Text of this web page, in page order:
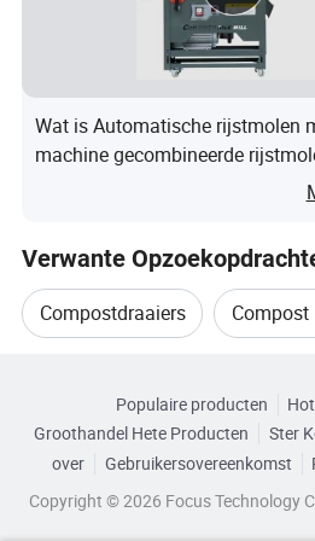
Wat is Automatische rijstmolen
machine gecombineerde
Verwante
Compostdraaiers Compost
Organische Compostmachine
Compost Organische
Blader door Categorieën
Populaire producten
Groothandel Hete Producten
Ster
over
Gebruikersovereenkomst
Copyright © 2026 Focus Technology